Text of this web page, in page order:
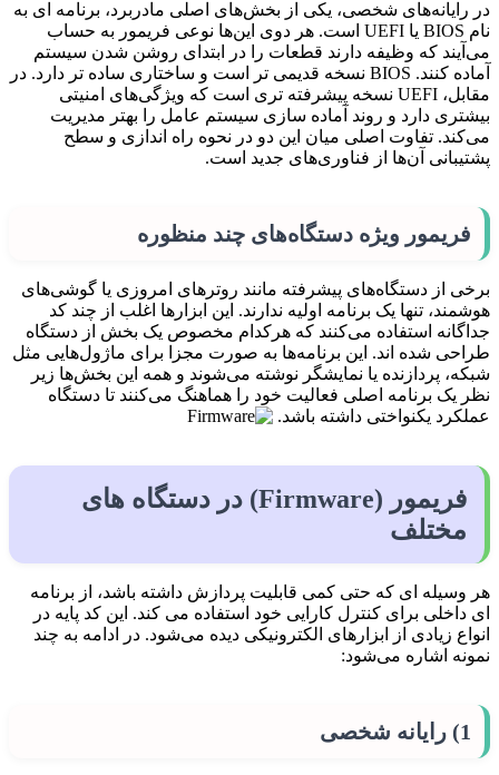
در رایانه‌های شخصی، یکی از بخش‌های اصلی مادربرد، برنامه ای به
نام BIOS یا UEFI است. هر دوی این‌ها نوعی فریمور به حساب
می‌آیند که وظیفه دارند قطعات را در ابتدای روشن شدن سیستم
آماده کنند. BIOS نسخه قدیمی تر است و ساختاری ساده تر دارد. در
مقابل، UEFI نسخه پیشرفته تری است که ویژگی‌های امنیتی
بیشتری دارد و روند آماده سازی سیستم عامل را بهتر مدیریت
می‌کند. تفاوت اصلی میان این دو در نحوه راه اندازی و سطح
پشتیبانی آن‌ها از فناوری‌های جدید است.
فریمور ویژه دستگاه‌های چند منظوره
برخی از دستگاه‌های پیشرفته مانند روترهای امروزی یا گوشی‌های
هوشمند، تنها یک برنامه اولیه ندارند. این ابزارها اغلب از چند کد
جداگانه استفاده می‌کنند که هرکدام مخصوص یک بخش از دستگاه
طراحی شده اند. این برنامه‌ها به صورت مجزا برای ماژول‌هایی مثل
شبکه، پردازنده یا نمایشگر نوشته می‌شوند و همه این بخش‌ها زیر
نظر یک برنامه اصلی فعالیت خود را هماهنگ می‌کنند تا دستگاه
عملکرد یکنواختی داشته باشد.
فریمور (Firmware) در دستگاه های
مختلف
هر وسیله ای که حتی کمی قابلیت پردازش داشته باشد، از برنامه
ای داخلی برای کنترل کارایی خود استفاده می کند. این کد پایه در
انواع زیادی از ابزارهای الکترونیکی دیده می‌شود. در ادامه به چند
نمونه اشاره می‌شود:
1) رایانه شخصی